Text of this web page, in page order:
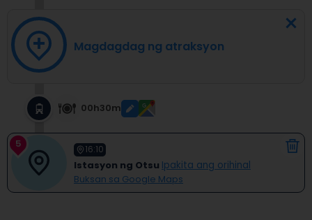
Magdagdag ng atraksyon
00h30m
5 16:10
Istasyon ng Otsu Ipakita ang orihinal
Buksan sa Google Maps